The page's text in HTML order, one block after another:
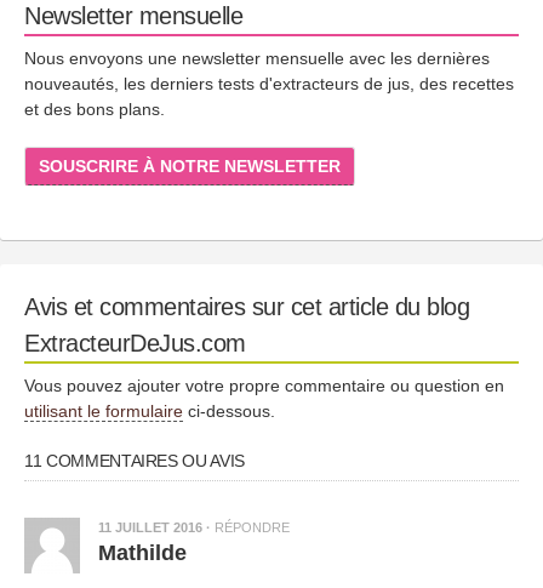
Newsletter mensuelle
Nous envoyons une newsletter mensuelle avec les dernières
nouveautés, les derniers tests d'extracteurs de jus, des recettes
et des bons plans.
SOUSCRIRE À NOTRE NEWSLETTER
Avis et commentaires sur cet article du blog
ExtracteurDeJus.com
Vous pouvez ajouter votre propre commentaire ou question en
utilisant le formulaire ci-dessous.
11 COMMENTAIRES OU AVIS
11 JUILLET 2016 · RÉPONDRE
Mathilde